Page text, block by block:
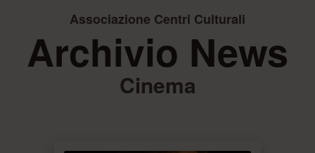
Associazione Centri Culturali
Archivio News
Cinema